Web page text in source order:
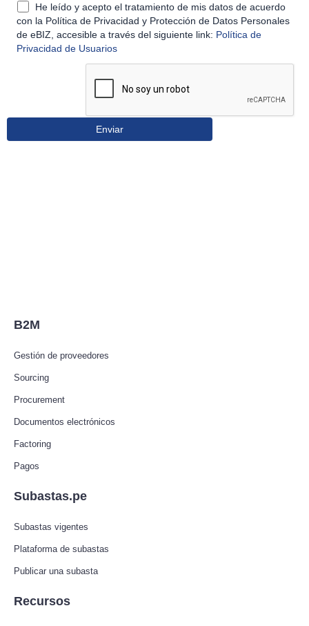
He leído y acepto el tratamiento de mis datos de acuerdo
con la Política de Privacidad y Protección de Datos Personales
de eBIZ, accesible a través del siguiente link: Política de
Privacidad de Usuarios
B2M
Gestión de proveedores
Sourcing
Procurement
Documentos electrónicos
Factoring
Pagos
Subastas.pe
Subastas vigentes
Plataforma de subastas
Publicar una subasta
Recursos